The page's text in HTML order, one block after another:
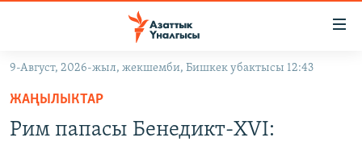
Навигацияга
өтүңүз
Издөөгө
салыңыз
9-Август, 2026-жыл, жекшемби, Бишкек убактысы 12:43
ЖАҢЫЛЫКТАР
Рим папасы Бенедикт-XVI: